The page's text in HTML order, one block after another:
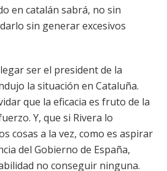
en catalán sabrá, no sin
sin generar excesivos
ser el president de la
la situación en Cataluña.
que la eficacia es fruto de la
Y, que si Rivera lo
cosas a la vez, como es aspirar
del Gobierno de España,
no conseguir ninguna.